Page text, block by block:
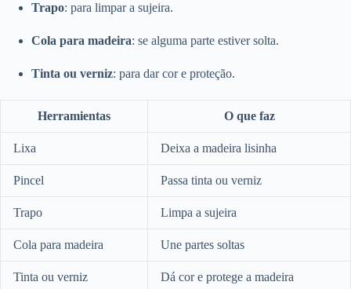
Trapo: para limpar a sujeira.
Cola para madeira: se alguma parte estiver solta.
Tinta ou verniz: para dar cor e proteção.
Herramientas O que faz
Lixa Deixa a madeira lisinha
Pincel Passa tinta ou verniz
Trapo Limpa a sujeira
Cola para madeira Une partes soltas
Tinta ou verniz Dá cor e protege a madeira